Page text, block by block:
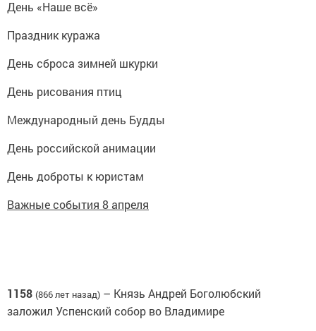
День «Наше всё»
Праздник куража
День сброса зимней шкурки
День рисования птиц
Международный день Будды
День российской анимации
День доброты к юристам
Важные события 8 апреля
1158 (866 лет назад) – Князь Андрей Боголюбский
заложил Успенский собор во Владимире